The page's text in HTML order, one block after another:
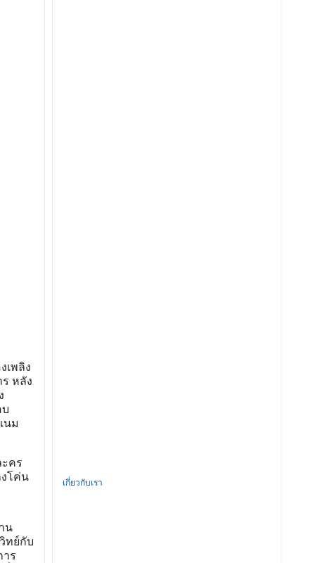
เพลิง
หลัง
นม
คร
โค่น
น
ทย์กับ
าร
เกี่ยวกับเรา